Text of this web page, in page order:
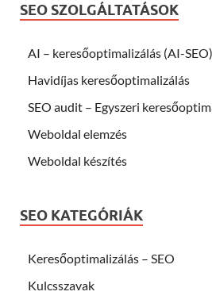
SEO SZOLGÁLTATÁSOK
AI – keresőoptimalizálás (AI-SEO)
Havidíjas keresőoptimalizálás
SEO audit – Egyszeri
Weboldal elemzés
Weboldal készítés
SEO KATEGÓRIÁK
Keresőoptimalizálás – SEO
Kulcsszavak